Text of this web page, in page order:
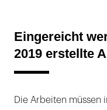
Eingereicht
2019 erstellte
Die Arbeiten müssen